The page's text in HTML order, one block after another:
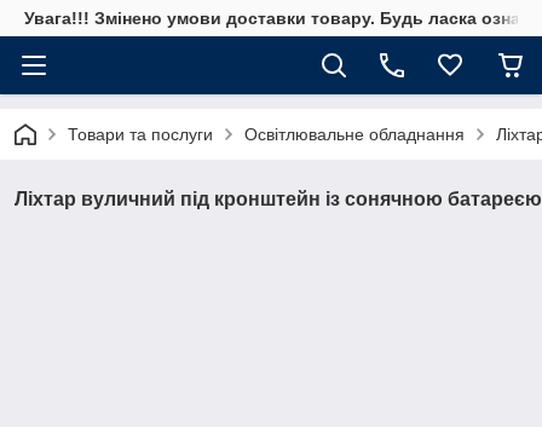
Увага!!! Змінено умови доставки товару. Будь ласка
Товари та послуги Освітлювальне обладнання
Ліхтар вуличний під кронштейн із сонячною батареєю